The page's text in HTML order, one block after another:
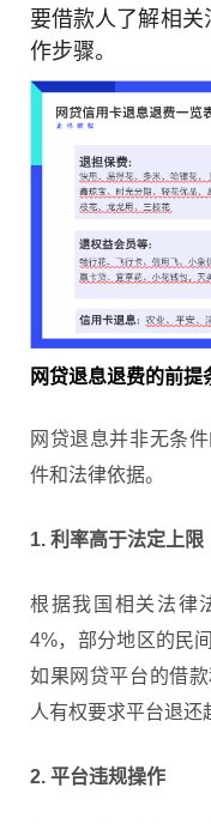
要借款人了解相
作步骤。
网贷退息退费的前提
网贷退息并非无条
件和法律依据。
1. 利率高于法定上限
根据我国相关法律
4%，部分地区的民
如果网贷平台的借
人有权要求平台退还
2. 平台违规操作